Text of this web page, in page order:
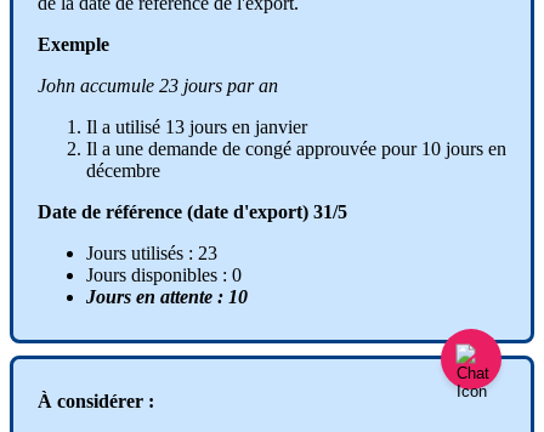
Exemple
John accumule 23 jours par an
Il a utilisé 13 jours en janvier
Il a une demande de congé approuvée pour 10 jours en
décembre
Date de référence (date d'export) 31/5
Jours utilisés : 23
Jours disponibles : 0
Jours en attente : 10
À considérer :